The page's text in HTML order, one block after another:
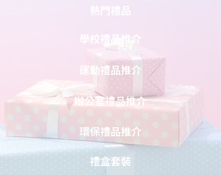
熱門禮品
學校禮品推介
運動禮品推介
辦公室禮品推介
環保禮品推介
禮盒套裝